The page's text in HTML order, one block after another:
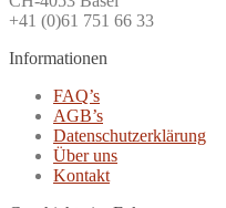
+41 (0)61 751 66 33
Informationen
FAQ’s
AGB’s
Datenschutzerklärung
Über uns
Kontakt